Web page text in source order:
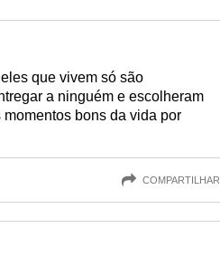
que vivem só são
a ninguém e escolheram
bons da vida por
COMPARTILHAR